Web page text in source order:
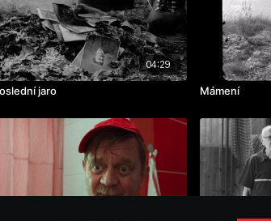
04:29
jaro Mámení